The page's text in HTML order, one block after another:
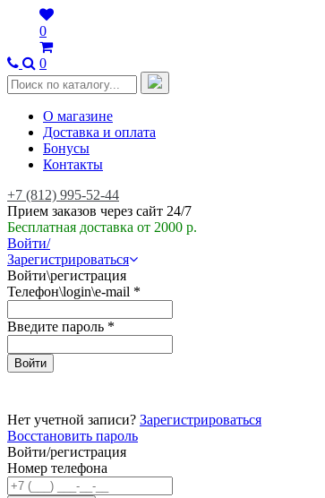
0
0
О магазине
Доставка и оплата
Бонусы
Контакты
+7 (812) 995-52-44
Прием заказов через сайт 24/7
Бесплатная доставка от 2000 р.
Войти/
Зарегистрироваться
Войти\регистрация
Телефон\login\e-mail *
Введите пароль *
Нет учетной записи? Зарегистрироваться
Восстановить пароль
Войти/регистрация
Номер телефона